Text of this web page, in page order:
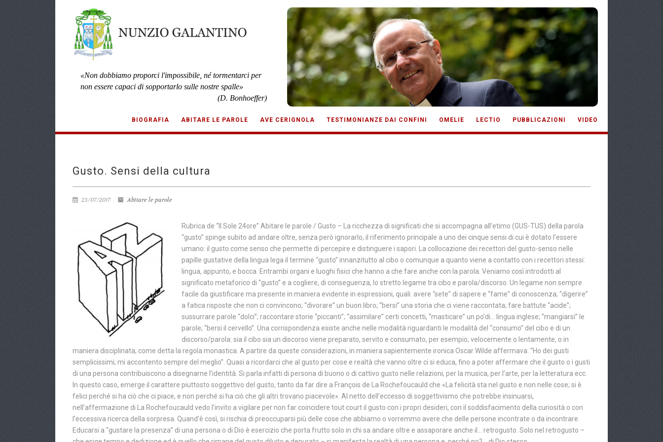
«Non dobbiamo proporci l'impossibile, né tormentarci per
non essere capaci di sopportarlo sulle nostre spalle»
(D. Bonhoeffer)
BIOGRAFIA ABITARE LE PAROLE AVE CERIGNOLA TESTIMONIANZE DAI CONFINI OMELIE LECTIO PUBBLICAZIONI VIDEO
Gusto. Sensi della cultura
23/07/2017 Abitare le parole
Rubrica de “Il Sole 24ore” Abitare le parole / Gusto – La ricchezza di significati che si accompagna all’etimo (GUS-TUS) della parola
“gusto” spinge subito ad andare oltre, senza però ignorarlo, il riferimento principale a uno dei cinque sensi di cui è dotato l’essere
umano: il gusto come senso che permette di percepire e distinguere i sapori. La collocazione dei recettori del gusto-senso nelle
papille gustative della lingua lega il termine “gusto” innanzitutto al cibo o comunque a quanto viene a contatto con i recettori stessi:
lingua, appunto, e bocca. Entrambi organi e luoghi fisici che hanno a che fare anche con la parola. Veniamo così introdotti al
significato metaforico di “gusto” e a cogliere, di conseguenza, lo stretto legame tra cibo e parola/discorso. Un legame non sempre
facile da giustificare ma presente in maniera evidente in espressioni, quali: avere “sete” di sapere e “fame” di conoscenza; “digerire”
a fatica risposte che non ci convincono; “divorare” un buon libro; “bersi” una storia che ci viene raccontata; fare battute “acide”;
sussurrare parole “dolci”; raccontare storie “piccanti”; “assimilare” certi concetti, “masticare” un po’di… lingua inglese; “mangiarsi” le
parole; “bersi il cervello”. Una corrispondenza esiste anche nelle modalità riguardanti le modalità del “consumo” del cibo e di un
discorso/parola: sia il cibo sia un discorso viene preparato, servito e consumato, per esempio, velocemente o lentamente, o in
maniera disciplinata, come detta la regola monastica. A partire da queste considerazioni, in maniera sapientemente ironica Oscar Wilde affermava: “Ho dei gusti
semplicissimi; mi accontento sempre del meglio”. Quasi a ricordarci che al gusto per cose e realtà che vanno oltre ci si educa, fino a poter affermare che il gusto o i gusti
di una persona contribuiscono a disegnarne l’identità. Si parla infatti di persona di buono o di cattivo gusto nelle relazioni, per la musica, per l’arte, per la letteratura ecc.
In questo caso, emerge il carattere piuttosto soggettivo del gusto, tanto da far dire a François de La Rochefoucauld che «La felicità sta nel gusto e non nelle cose; si è
felici perché si ha ciò che ci piace, e non perché si ha ciò che gli altri trovano piacevole». Al netto dell’eccesso di soggettivismo che potrebbe insinuarsi,
nell’affermazione di La Rochefoucauld vedo l’invito a vigilare per non far coincidere tout court il gusto con i propri desideri, con il soddisfacimento della curiosità o con
l’eccessiva ricerca della sorpresa. Quand’è così, si rischia di preoccuparsi più delle cose che abbiamo o vorremmo avere che delle persone incontrate o da incontrare.
Educarsi a “gustare la presenza” di una persona o di Dio è esercizio che porta frutto solo in chi sa andare oltre e assaporare anche il… retrogusto. Solo nel retrogusto –